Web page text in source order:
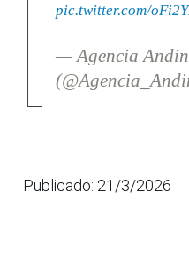
pic.twitter.com/
— Agencia
Publicado: 21/3/2026